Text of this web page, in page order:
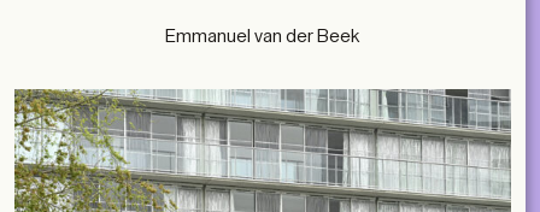
Emmanuel van der Beek